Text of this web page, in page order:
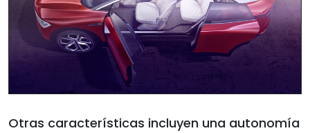
Otras características incluyen una autonomía